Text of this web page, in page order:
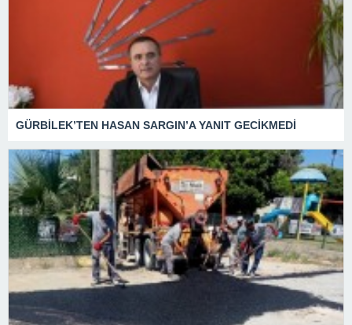
GÜRBİLEK’TEN HASAN SARGIN’A YANIT GECİKMEDİ